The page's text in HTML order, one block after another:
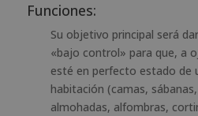
Funciones:
Su objetivo principal será
«bajo control» para que, a
esté en perfecto estado de
habitación (camas,
almohadas, alfombras,